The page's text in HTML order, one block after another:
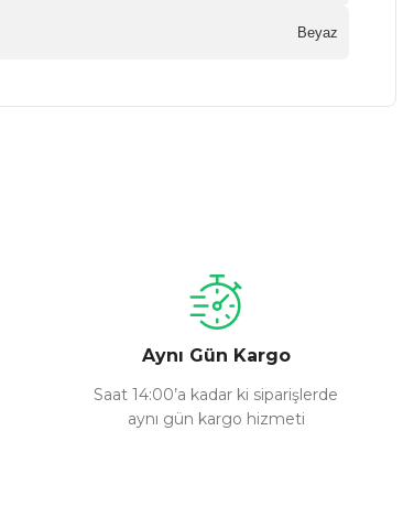
Beyaz
Aynı Gün Kargo
Saat 14:00’a kadar ki siparişlerde
aynı gün kargo hizmeti